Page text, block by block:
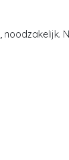
, noodzakelijk.